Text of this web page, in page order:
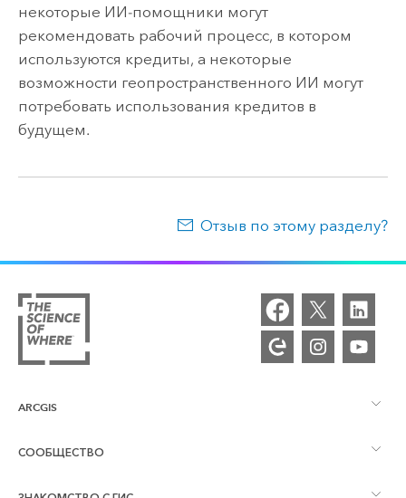
некоторые ИИ-помощники могут
рекомендовать рабочий процесс, в котором
используются кредиты, а некоторые
возможности геопространственного ИИ могут
потребовать использования кредитов в
будущем.
Отзыв по этому разделу?
ARCGIS
Обзор ArcGIS
СООБЩЕСТВО